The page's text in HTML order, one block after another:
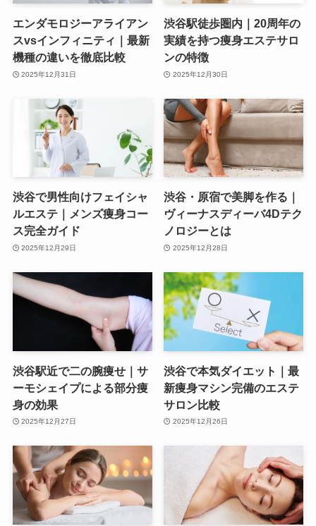
エンダモロジーアライアン
スvsインフィニティ｜最新
機種の違いを徹底比較
2025年12月31日
渋谷駅徒歩圏内｜20周年の
実績を持つ痩身エステサロ
ンの特徴
2025年12月30日
渋谷で男性向けフェイシャ
ルエステ｜メンズ痩身コー
ス完全ガイド
2025年12月29日
渋谷・原宿で美脚を作る｜
ヴィーナスディーバ4Dテク
ノロジーとは
2025年12月28日
渋谷駅近で二の腕痩せ｜サ
ーモシェイプによる部分痩
身の効果
2025年12月27日
渋谷で本気ダイエット｜最
新痩身マシン完備のエステ
サロン比較
2025年12月26日